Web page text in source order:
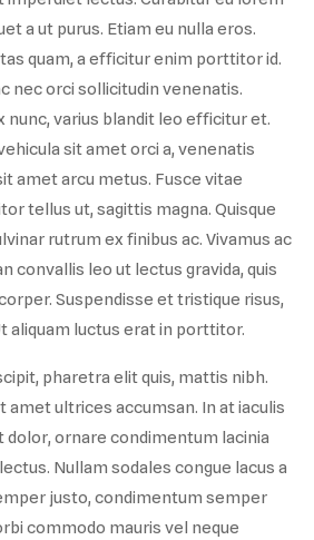
a ut purus. Etiam eu nulla eros.
quam, a efficitur enim porttitor id.
nec orci sollicitudin venenatis.
nunc, varius blandit leo efficitur et.
sit amet orci a, venenatis
amet arcu metus. Fusce vitae
tellus ut, sagittis magna. Quisque
rutrum ex finibus ac. Vivamus ac
convallis leo ut lectus gravida, quis
Suspendisse et tristique risus,
aliquam luctus erat in porttitor.
pharetra elit quis, mattis nibh.
amet ultrices accumsan. In at iaculis
dolor, ornare condimentum lacinia
Nullam sodales congue lacus a
justo, condimentum semper
commodo mauris vel neque